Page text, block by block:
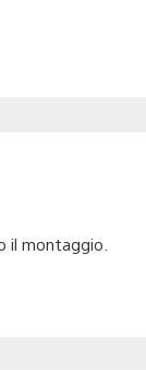
montaggio.